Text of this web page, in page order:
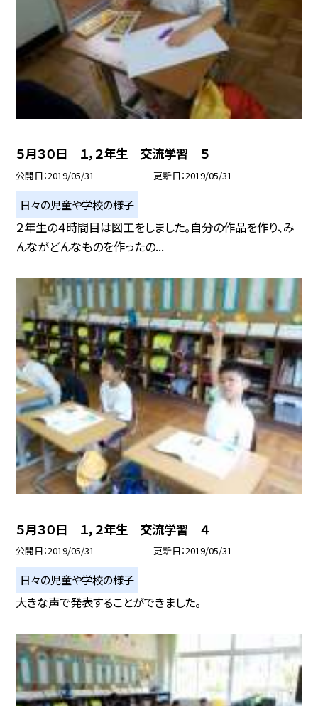
５月３０日 １，２年生 交流学習 ５
公開日 2019/05/31 更新日 2019/05/31
日々の児童や学校の様子
２年生の４時間目は図工をしました。自分の作品を作り、み
んながどんなものを作ったの...
５月３０日 １，２年生 交流学習 ４
公開日 2019/05/31 更新日 2019/05/31
日々の児童や学校の様子
大きな声で発表することができました。